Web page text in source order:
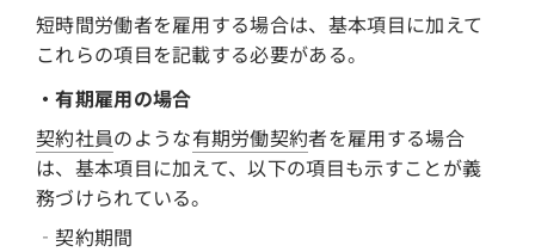
短時間労働者を雇用する場合は、基本項目に加えて
これらの項目を記載する必要がある。
・有期雇用の場合
契約社員のような有期労働契約者を雇用する場合
は、基本項目に加えて、以下の項目も示すことが義
務づけられている。
‐契約期間